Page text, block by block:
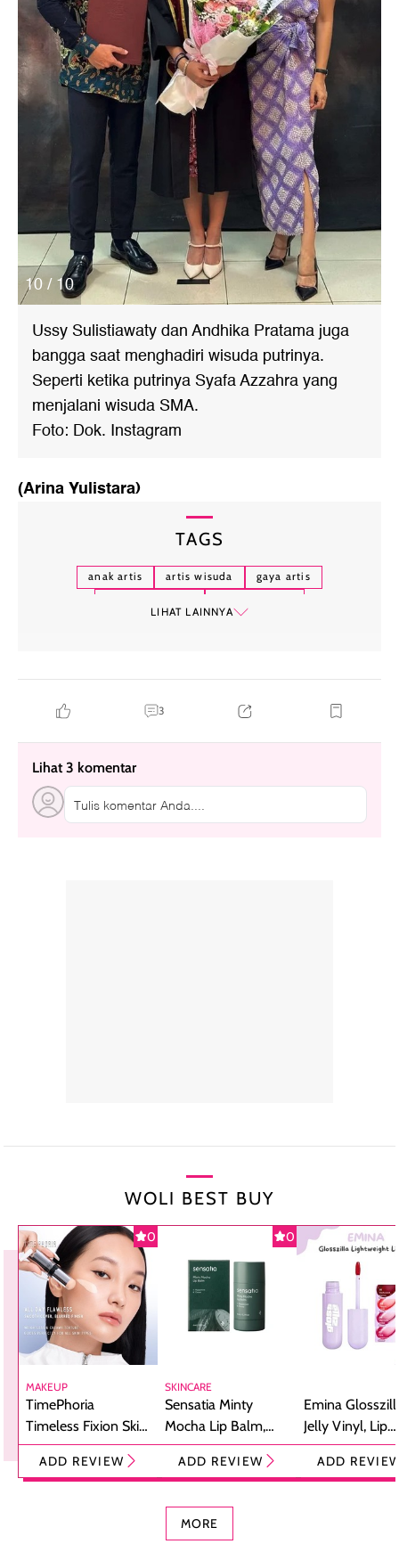
10 / 10
Ussy Sulistiawaty dan Andhika Pratama juga
bangga saat menghadiri wisuda putrinya.
Seperti ketika putrinya Syafa Azzahra yang
menjalani wisuda SMA.
Foto: Dok. Instagram
(Arina Yulistara)
TAGS
anak artis artis wisuda
gaya artis
LIHAT LAINNYA
3
Lihat 3 komentar
Tulis komentar Anda....
WOLI BEST BUY
0
MAKEUP
TimePhoria
Timeless Fixion Skin
Tint Stick,
Foundation dan
ADD REVIEW
0
SKINCARE
Sensatia Minty
Mocha Lip Balm,
Pelembap Bibir
dengan Aroma
ADD REVIEW
Emina
Jelly Vinyl, Lip
Cream Glossy
Ringan
ADD
MORE